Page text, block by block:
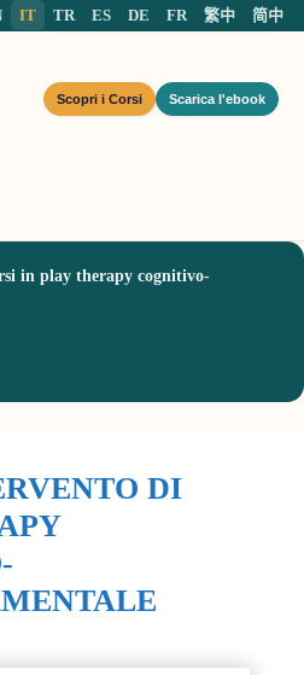
IT TR ES DE FR 繁中 简中
Scopri i Corsi Scarica l'ebook
in play therapy cognitivo-
DI